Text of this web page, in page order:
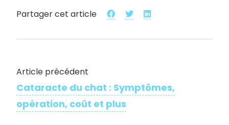
Partager cet article
Article précédent
Cataracte du chat : Symptômes,
opération, coût et plus